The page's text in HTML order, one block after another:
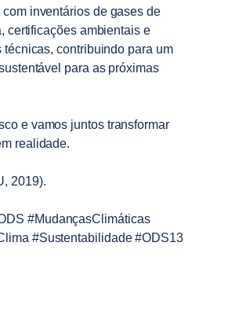
inventários de gases de
certificações ambientais e
técnicas, contribuindo para um
para as próximas
e vamos juntos transformar
realidade.
2019).
#MudançasClimáticas
#Sustentabilidade #ODS13